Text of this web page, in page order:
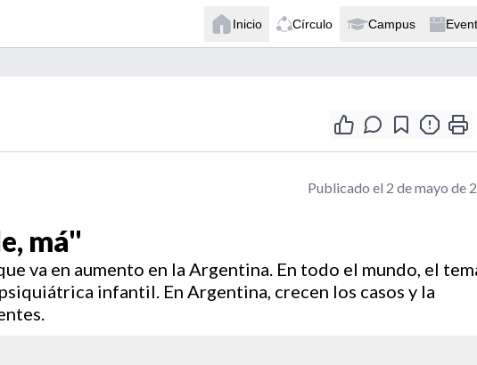
Inicio Círculo Campus
Publicado el 2 de mayo de
má"
va en aumento en la Argentina. En todo el mundo, el
infantil. En Argentina, crecen los casos y la